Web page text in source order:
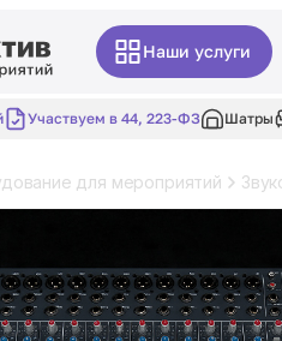
Наши услуги
Участвуем в 44, 223-ФЗ Шатры
для мероприятий